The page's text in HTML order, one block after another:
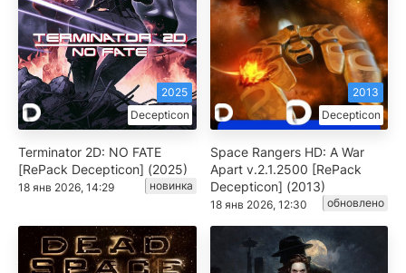
Decepticon
2025
Terminator 2D: NO FATE
[RePack Decepticon] (2025)
18 янв 2026, 14:29 новинка
Decepticon
2013
Space Rangers HD: A War
Apart v.2.1.2500 [RePack
Decepticon] (2013)
18 янв 2026, 12:30 обновлено